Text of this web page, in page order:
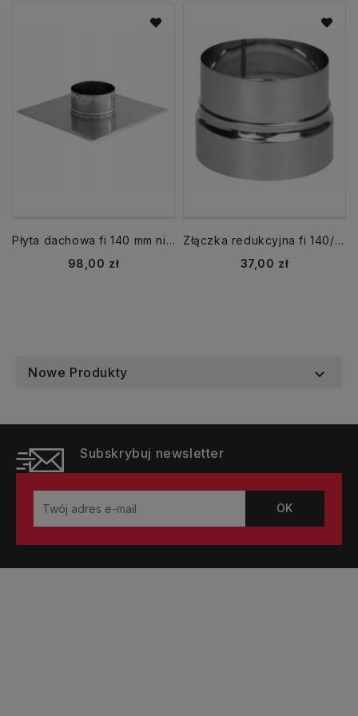
Płyta dachowa fi 140 mm nierdzewna
Cena
98,00 zł
Złączka redukcyjna fi 140/146 mm nierdzewna
Cena
37,00 zł
Nowe Produkty 
Subskrybuj newsletter